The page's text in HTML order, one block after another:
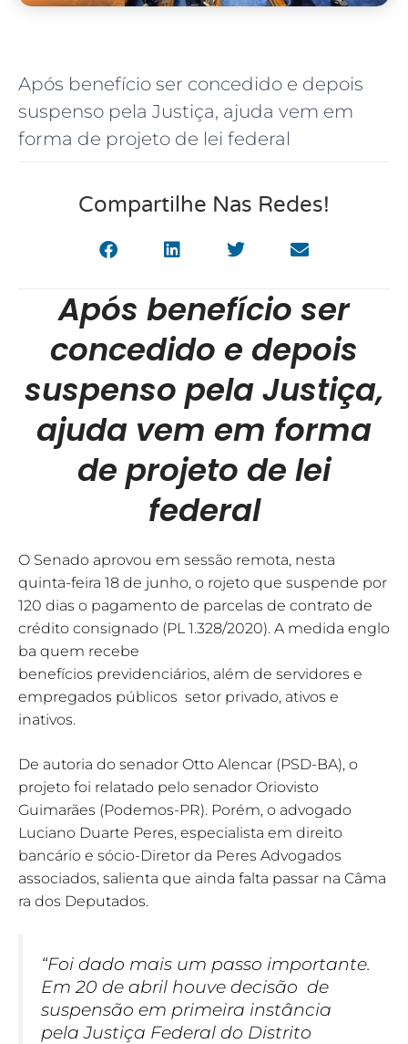
Após benefício ser concedido e depois
suspenso pela Justiça, ajuda vem em
forma de projeto de lei federal
Compartilhe Nas Redes!
Após benefício ser
concedido e depois
suspenso pela Justiça,
ajuda vem em forma
de projeto de lei
federal
O Senado aprovou em sessão remota, nesta
quinta-feira 18 de junho, o rojeto que suspende por
120 dias o pagamento de parcelas de contrato de
crédito consignado (PL 1.328/2020). A medida englo
ba quem recebe
benefícios previdenciários, além de servidores e
empregados públicos setor privado, ativos e
inativos.
De autoria do senador Otto Alencar (PSD-BA), o
projeto foi relatado pelo senador Oriovisto
Guimarães (Podemos-PR). Porém, o advogado
Luciano Duarte Peres, especialista em direito
bancário e sócio-Diretor da Peres Advogados
associados, salienta que ainda falta passar na Câma
ra dos Deputados.
“Foi dado mais um passo importante.
Em 20 de abril houve decisão de
suspensão em primeira instância
pela Justiça Federal do Distrito